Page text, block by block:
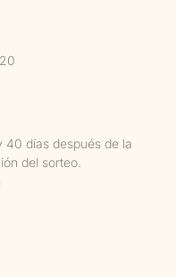
40 días después de la
del sorteo.